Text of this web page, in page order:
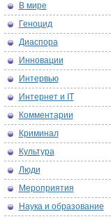
В мире
Геноцид
Диаспора
Инновации
Интервью
Интернет и IT
Комментарии
Криминал
Культура
Люди
Мероприятия
Наука и образование